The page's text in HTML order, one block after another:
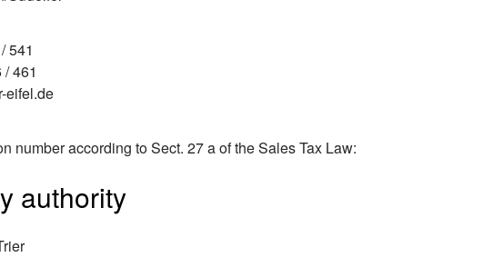
541
461
eifel.de
number according to Sect. 27 a of the Sales Tax Law:
authority